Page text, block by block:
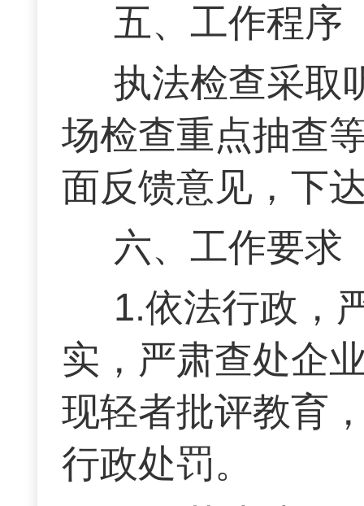
五、工作程序
执法检查采取
场检查重点抽查
面反馈意见，下
六、工作要求
1.依法行政，
实，严肃查处企
现轻者批评教育
行政处罚。